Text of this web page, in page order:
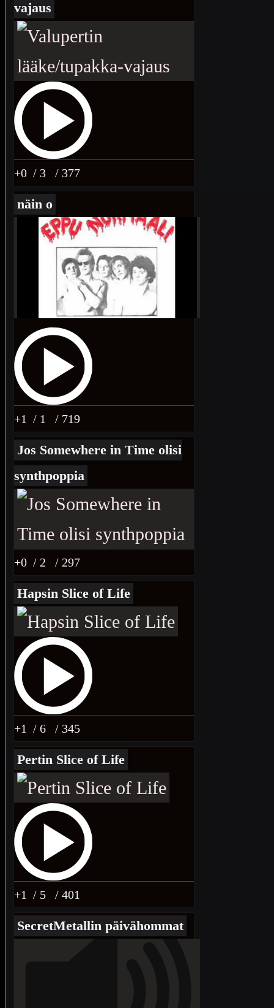
vajaus
+0 / 3 / 377
näin o
+1 / 1 / 719
Jos Somewhere in Time olisi
synthpoppia
+0 / 2 / 297
Hapsin Slice of Life
+1 / 6 / 345
Pertin Slice of Life
+1 / 5 / 401
SecretMetallin päivähommat